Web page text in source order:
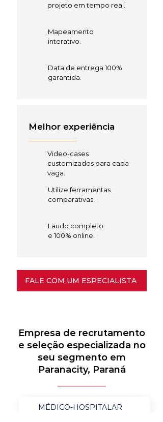
projeto em tempo real.
Mapeamento
interativo.
Data de entrega 100%
garantida.
Melhor experiência
Video-cases
customizados para cada
vaga.
Utilize ferramentas
comparativas.
Laudo completo
e 100% online.
FALE COM UM ESPECIALISTA
Empresa de recrutamento
e seleção especializada no
seu segmento em
Paranacity, Paraná
MÉDICO-HOSPITALAR